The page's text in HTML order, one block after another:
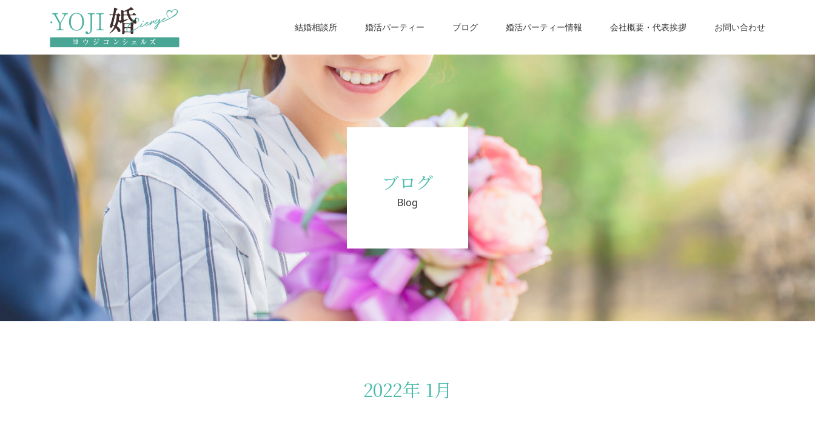
結婚相談所 婚活パーティー ブログ 婚活パーティー情報 会社概要・代表挨拶 お問い合わせ
ブログ
Blog
2022年 1月